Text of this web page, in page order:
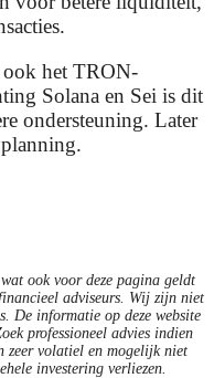
ook het TRON-
Solana en Sei is dit
ondersteuning. Later
ook voor deze pagina geldt
adviseurs. Wij zijn niet
De informatie op deze website
professioneel advies indien
zeer volatiel en mogelijk niet
investering verliezen.